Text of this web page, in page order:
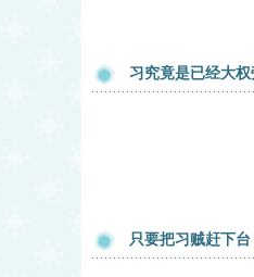
习究竟是已经大
只要把习贼赶下